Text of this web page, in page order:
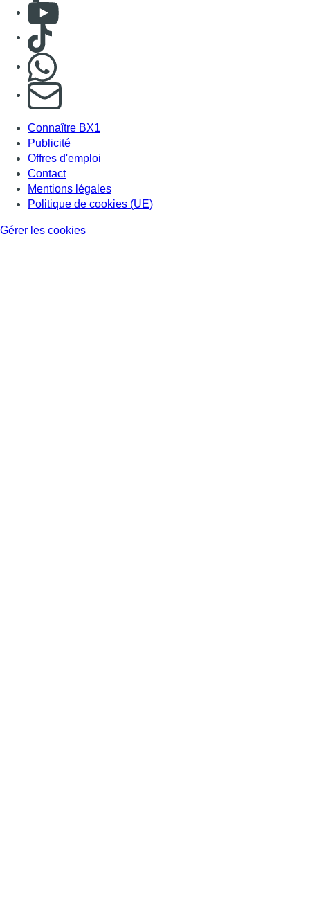
Consulter Youtube
Consulter TikTok
S'abonner à notre newsletter
Connaître BX1
Publicité
Offres d'emploi
Contact
Mentions légales
Politique de cookies (UE)
Gérer les cookies